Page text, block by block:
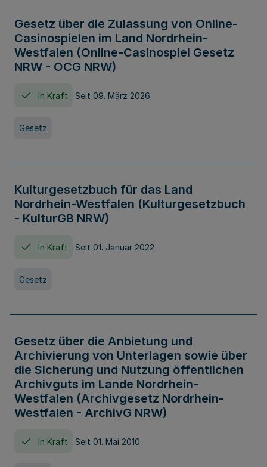
Gesetz über die Zulassung von Online-
Casinospielen im Land Nordrhein-
Westfalen (Online-Casinospiel Gesetz
NRW - OCG NRW)
In Kraft Seit 09. März 2026
Gesetz
Kulturgesetzbuch für das Land
Nordrhein-Westfalen (Kulturgesetzbuch
- KulturGB NRW)
In Kraft Seit 01. Januar 2022
Gesetz
Gesetz über die Anbietung und
Archivierung von Unterlagen sowie über
die Sicherung und Nutzung öffentlichen
Archivguts im Lande Nordrhein-
Westfalen (Archivgesetz Nordrhein-
Westfalen - ArchivG NRW)
In Kraft Seit 01. Mai 2010